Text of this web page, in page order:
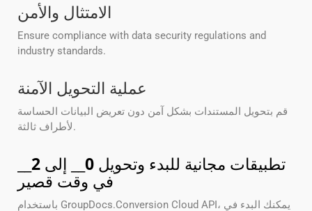
الامتثال والأمن
Ensure compliance with data security regulations and
industry standards.
عملية التحويل الآمنة
قم بتحويل المستندات بشكل آمن دون تعريض البيانات الحساسة
لأطراف ثالثة.
تطبيقات مجانية للبدء وتحويل 0 __ إلى 2
في وقت قصير
باستخدام GroupDocs.Conversion Cloud API، يمكنك البدء في